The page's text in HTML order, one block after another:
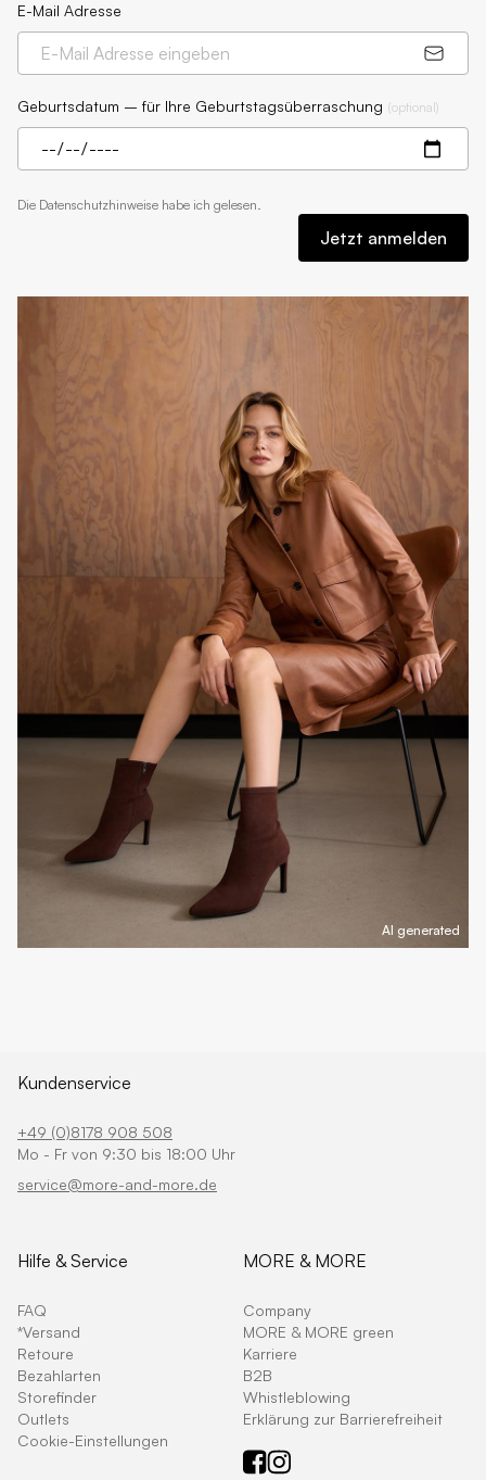
E-Mail Adresse
Geburtsdatum – für Ihre Geburtstagsüberraschung (optional)
Die Datenschutzhinweise habe ich gelesen.
Jetzt anmelden
AI generated
Kundenservice
+49 (0)8178 908 508
Mo - Fr von 9:30 bis 18:00 Uhr
service@more-and-more.de
Hilfe & Service
FAQ
*Versand
Retoure
Bezahlarten
Storefinder
Outlets
Cookie-Einstellungen
MORE & MORE
Company
MORE & MORE green
Karriere
B2B
Whistleblowing
Erklärung zur Barrierefreiheit